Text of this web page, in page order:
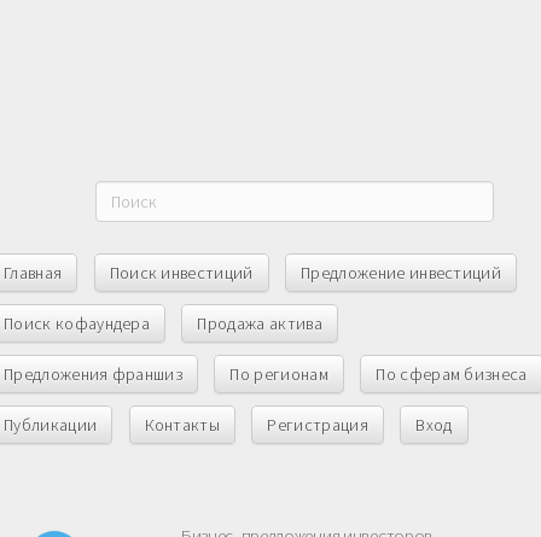
Главная Поиск инвестиций Предложение инвестиций
Поиск кофаундера Продажа актива
Предложения франшиз По регионам По сферам бизнеса
Публикации Контакты Регистрация Вход